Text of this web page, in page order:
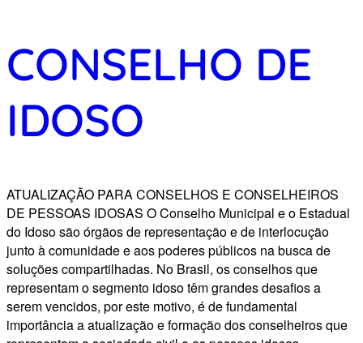
CONSELHO DE
IDOSO
ATUALIZAÇÃO PARA CONSELHOS E CONSELHEIROS
DE PESSOAS IDOSAS​ O Conselho Municipal e o Estadual
do Idoso são órgãos de representação e de interlocução
junto à comunidade e aos poderes públicos na busca de
soluções compartilhadas. No Brasil, os conselhos que
representam o segmento idoso têm grandes desafios a
serem vencidos, por este motivo, é de fundamental
importância a atualização e formação dos conselheiros que